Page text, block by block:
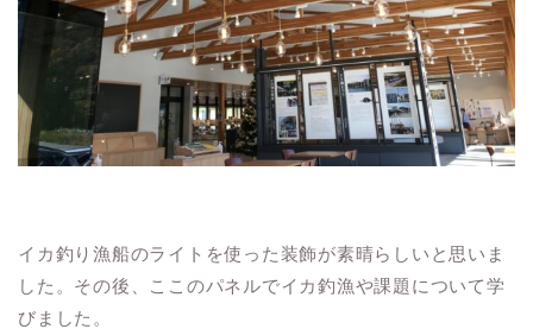
イカ釣り漁船のライトを使った装飾が素晴らしいと思いま
した。その後、ここのパネルでイカ釣漁や課題について学
びました。